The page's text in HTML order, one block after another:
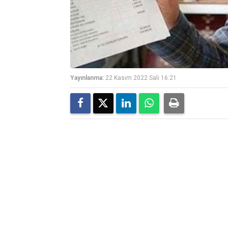
Yayınlanma: 22 Kasım 2022 Salı 16:21